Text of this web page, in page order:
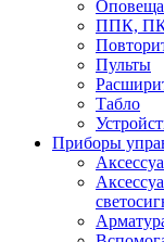
ППК,
Пульты
Табло
Приборы